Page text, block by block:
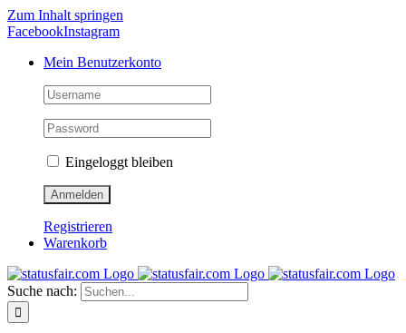
Zum Inhalt springen
FacebookInstagram
Mein Benutzerkonto
Eingeloggt bleiben
Registrieren
Warenkorb
Suche nach: